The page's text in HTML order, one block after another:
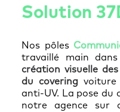
Solution
Nos pôles
travaillé main
création visuelle
du covering voiture
anti-UV. La pose du
notre agence sur